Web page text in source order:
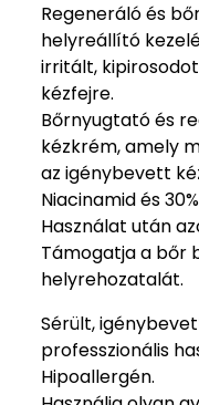
Regeneráló és
helyreállító
irritált,
kézfejre.
Bőrnyugtató és
kézkrém, amely
az igénybevett
Niacinamid és
Használat után
Támogatja a bőr
helyrehozatalát.
Sérült,
professzionális
Hipoallergén.